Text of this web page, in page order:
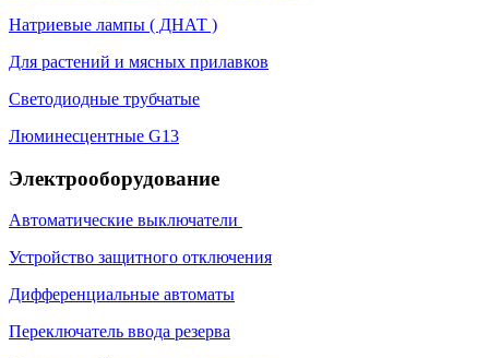
Натриевые лампы ( ДНАТ )
Для растений и мясных прилавков
Светодиодные трубчатые
Люминесцентные G13
Электрооборудование
Автоматические выключатели
Устройство защитного отключения
Дифференциальные автоматы
Переключатель ввода резерва